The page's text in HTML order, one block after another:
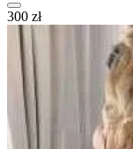
300 zł